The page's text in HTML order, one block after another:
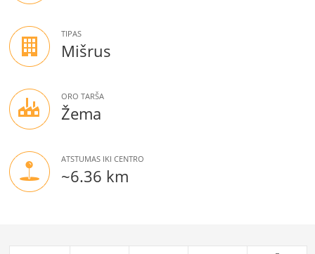
TIPAS
Mišrus
ORO TARŠA
Žema
ATSTUMAS IKI CENTRO
~6.36 km